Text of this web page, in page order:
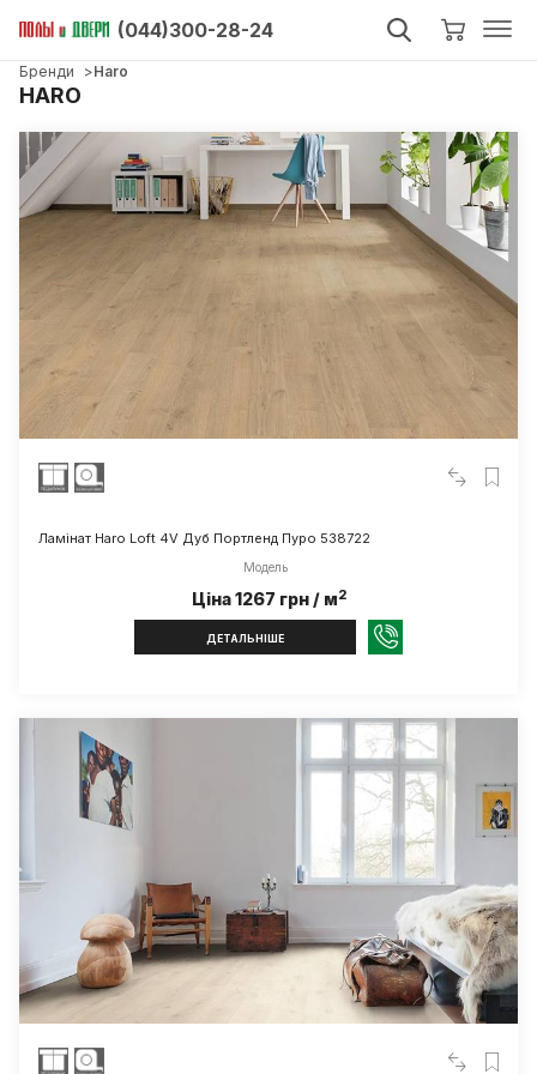
(044)300-28-24
Бренди Haro
HARO
Ламінат Haro Loft 4V Дуб Портленд Пуро 538722
Модель
Ціна 1267 грн / м2
ДЕТАЛЬНІШЕ